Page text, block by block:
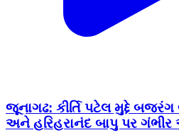
જૂનાગઢ: કીર્તિ પટેલ મુદ્દે બજરંગ
અને હરિહરાનંદ બાપુ પર ગંભીર